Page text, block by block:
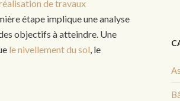
de travaux
étape implique une analyse
objectifs à atteindre. Une
le nivellement du sol, le